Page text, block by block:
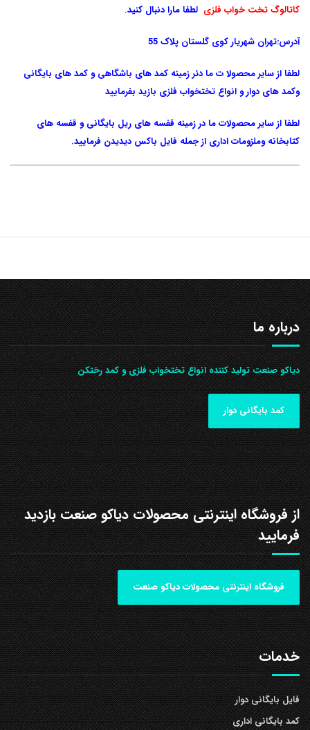
کاتالوگ تخت خواب فلزی لطفا مارا دنبال کنید.
آدرس:تهران شهریار کوی گلستان پلاک 55
لطفا از سایر محصولا ت ما دئر زمینه کمد های باشگاهی و کمد های بایگانی
وکمد های دوار و انواع تختخواب فلزی بازید بفرمایید
لطفا از سایر محصولات ما در زمینه قفسه های ریل بایگانی و قفسه های
کتابخانه وملزومات اداری از جمله فایل باکس دیدیدن فرمایید.
درباره ما
دیاکو صنعت تولید کننده انواع تختخواب فلزی و کمد رختکن
کمد بایگانی دوار
از فروشگاه اینترنتی محصولات دیاکو صنعت بازدید
فرمایید
فروشگاه اینترنتی محصولات دیاکو صنعت
خدمات
فایل بایگانی دوار
کمد بایگانی اداری